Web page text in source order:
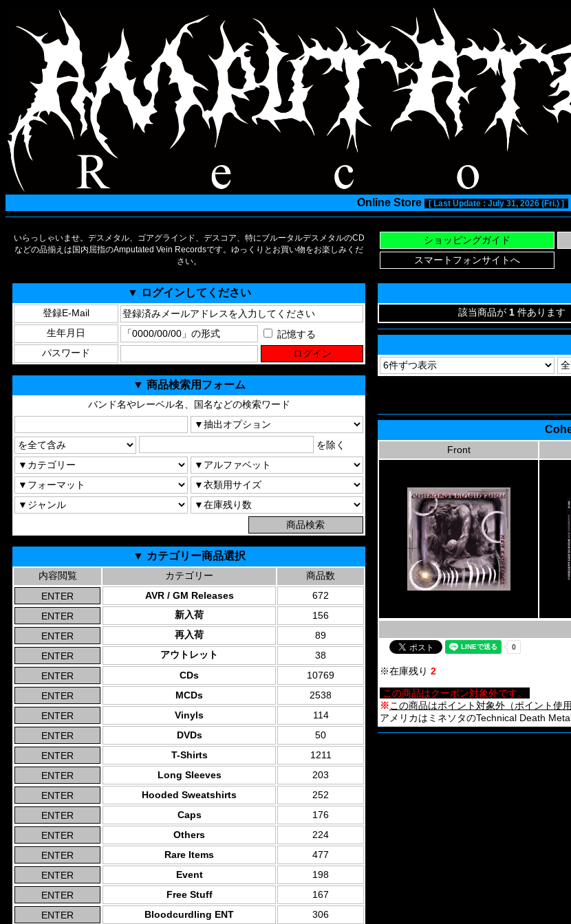
Online Store [ Last Update : July 31, 2026 (Fri.) ]
いらっしゃいませ。デスメタル、ゴアグラインド、デスコア、特にブルータルデスメタルのCD
などの品揃えは国内屈指のAmputated Vein Recordsです。ゆっくりとお買い物をお楽しみくだ
さい。
▼ ログインしてください
登録E-Mail
生年月日
記憶する
パスワード
▼ 商品検索用フォーム
バンド名やレーベル名、国名などの検索ワード
を除く
▼ カテゴリー商品選択
内容閲覧 カテゴリー
商品数
AVR / GM Releases
672
新入荷
156
再入荷
89
アウトレット
38
CDs
10769
MCDs
2538
Vinyls
114
DVDs
50
T-Shirts
1211
Long Sleeves
203
Hooded Sweatshirts
252
Caps
176
Others
224
Rare Items
477
Event
198
Free Stuff
167
Bloodcurdling ENT
306
該当商品が 1 件あります
Front
※在庫残り 2
この商品はクーポン対象外です。
※この商品はポイント対象外（ポイント使
アメリカはミネソタのTechnical Death